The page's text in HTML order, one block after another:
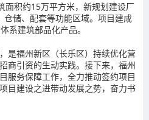
面积约15万平方米，新规划建设厂
储、配套等功能区域。项目建成
系建筑部品化产品。
是福州新区（长乐区）持续优化营
商引资的生动实践。接下来，福州
服务保障工作，全力推动签约项目
目建设之进带动发展之势，奋力书